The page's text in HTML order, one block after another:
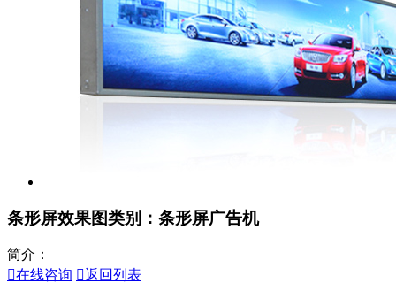
条形屏效果图类别：条形屏广告机
简介：
在线咨询 返回列表